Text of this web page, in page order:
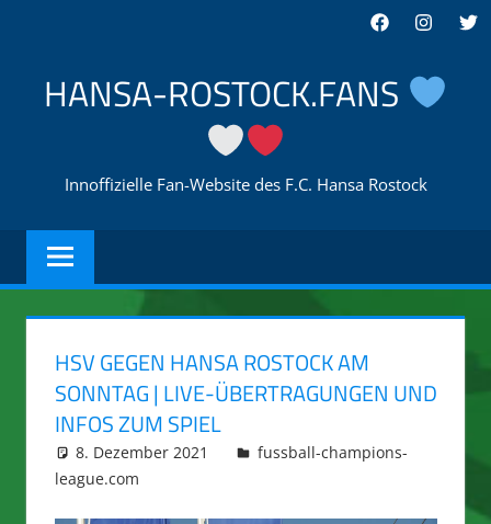
springen
Facebook
HANSA-ROSTOCK.FANS
Innoffizielle Fan-Website des F.C. Hansa Rostock
HSV GEGEN HANSA ROSTOCK AM
SONNTAG | LIVE-ÜBERTRAGUNGEN UND
INFOS ZUM SPIEL
8. Dezember 2021 integromat
fussball-champions-
league.com